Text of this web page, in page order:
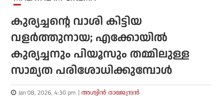
കുര്യച്ചന്റെ വാശി കിട്ടിയ
വളര്‍ത്തുനായ; എക്കോയില്‍
കുര്യച്ചനും പിയൂസും തമ്മിലുള്ള
സാമ്യത പരിശോധിക്കുമ്പോള്‍
Jan 08, 2026, 4:30 pm അശ്വിന്‍ രാജേന്ദ്രന്‍